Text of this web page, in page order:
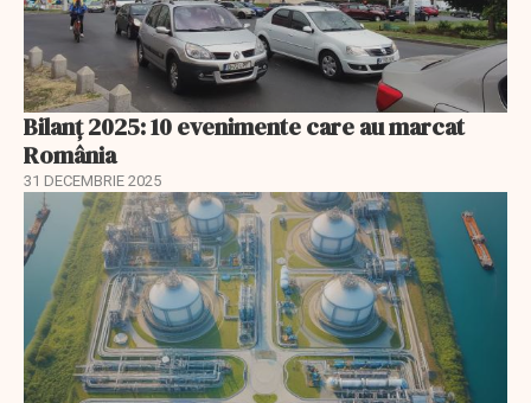
Bilanț 2025: 10 evenimente care au marcat
România
31 DECEMBRIE 2025